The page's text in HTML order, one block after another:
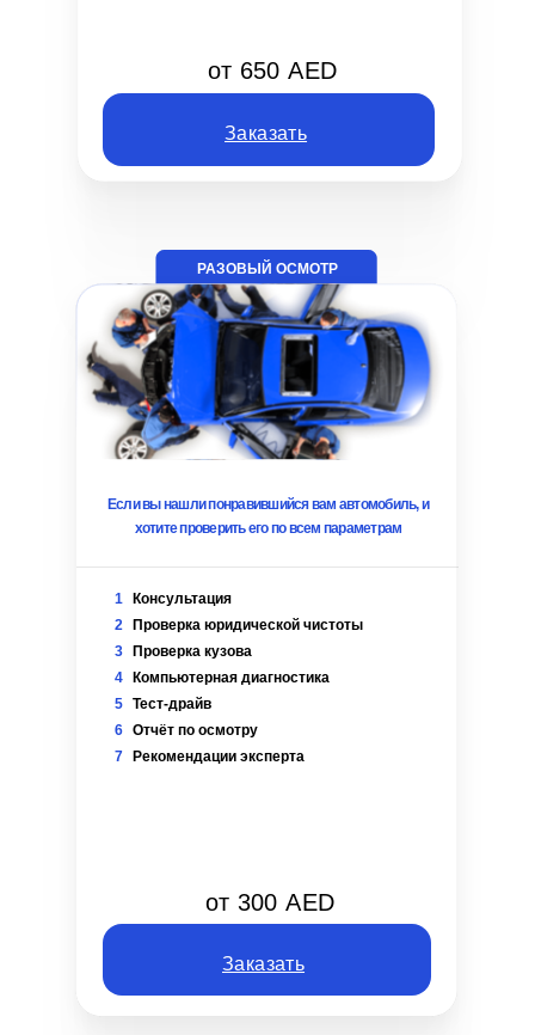
РАЗОВЫЙ ОСМОТР
Если вы нашли понравившийся вам автомобиль, и
хотите проверить его по всем параметрам
1
2
3
4
5
6
7
Консультация
Проверка юридической чистоты
Проверка кузова
Компьютерная диагностика
Тест-драйв
Отчёт по осмотру
Рекомендации эксперта
от 300 AED
Заказать
от 650 AED
Заказать